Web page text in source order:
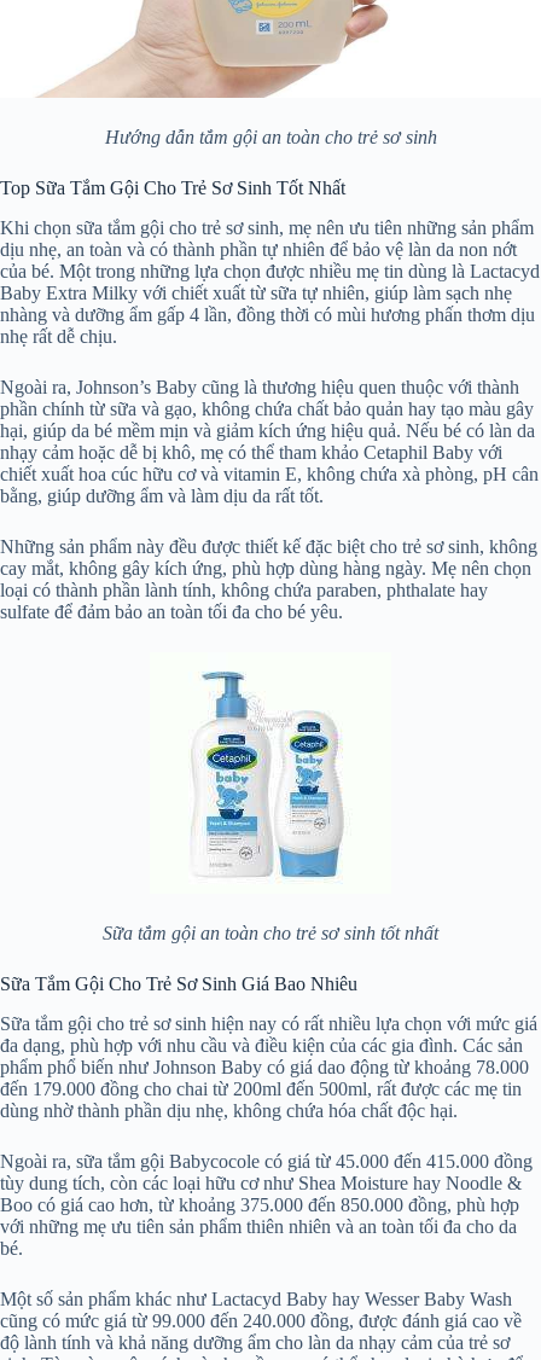
Hướng dẫn tắm gội an toàn cho trẻ sơ sinh
Top Sữa Tắm Gội Cho Trẻ Sơ Sinh Tốt Nhất
Khi chọn sữa tắm gội cho trẻ sơ sinh, mẹ nên ưu tiên những sản phẩm
dịu nhẹ, an toàn và có thành phần tự nhiên để bảo vệ làn da non nớt
của bé. Một trong những lựa chọn được nhiều mẹ tin dùng là Lactacyd
Baby Extra Milky với chiết xuất từ sữa tự nhiên, giúp làm sạch nhẹ
nhàng và dưỡng ẩm gấp 4 lần, đồng thời có mùi hương phấn thơm dịu
nhẹ rất dễ chịu.
Ngoài ra, Johnson’s Baby cũng là thương hiệu quen thuộc với thành
phần chính từ sữa và gạo, không chứa chất bảo quản hay tạo màu gây
hại, giúp da bé mềm mịn và giảm kích ứng hiệu quả. Nếu bé có làn da
nhạy cảm hoặc dễ bị khô, mẹ có thể tham khảo Cetaphil Baby với
chiết xuất hoa cúc hữu cơ và vitamin E, không chứa xà phòng, pH cân
bằng, giúp dưỡng ẩm và làm dịu da rất tốt.
Những sản phẩm này đều được thiết kế đặc biệt cho trẻ sơ sinh, không
cay mắt, không gây kích ứng, phù hợp dùng hàng ngày. Mẹ nên chọn
loại có thành phần lành tính, không chứa paraben, phthalate hay
sulfate để đảm bảo an toàn tối đa cho bé yêu.
Sữa tắm gội an toàn cho trẻ sơ sinh tốt nhất
Sữa Tắm Gội Cho Trẻ Sơ Sinh Giá Bao Nhiêu
Sữa tắm gội cho trẻ sơ sinh hiện nay có rất nhiều lựa chọn với mức giá
đa dạng, phù hợp với nhu cầu và điều kiện của các gia đình. Các sản
phẩm phổ biến như Johnson Baby có giá dao động từ khoảng 78.000
đến 179.000 đồng cho chai từ 200ml đến 500ml, rất được các mẹ tin
dùng nhờ thành phần dịu nhẹ, không chứa hóa chất độc hại.
Ngoài ra, sữa tắm gội Babycocole có giá từ 45.000 đến 415.000 đồng
tùy dung tích, còn các loại hữu cơ như Shea Moisture hay Noodle &
Boo có giá cao hơn, từ khoảng 375.000 đến 850.000 đồng, phù hợp
với những mẹ ưu tiên sản phẩm thiên nhiên và an toàn tối đa cho da
bé.
Một số sản phẩm khác như Lactacyd Baby hay Wesser Baby Wash
cũng có mức giá từ 99.000 đến 240.000 đồng, được đánh giá cao về
độ lành tính và khả năng dưỡng ẩm cho làn da nhạy cảm của trẻ sơ